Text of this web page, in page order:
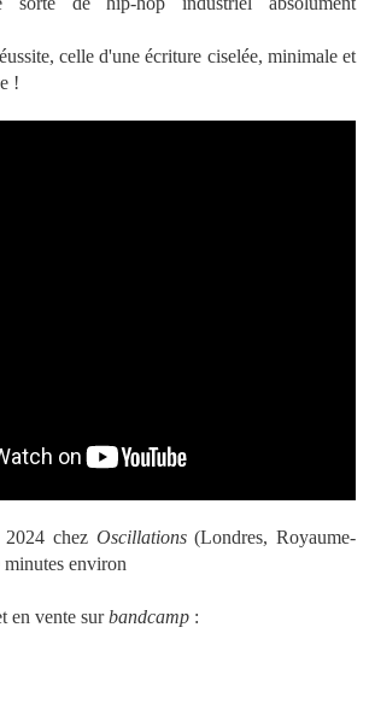
celle d'une écriture ciselée, minimale et
!
chez Oscillations(Londres, Royaume-
environ
en vente surbandcamp :